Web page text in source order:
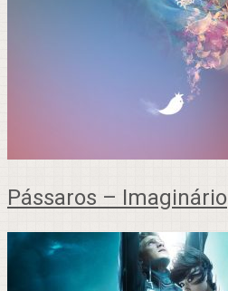
Pássaros – Imaginário